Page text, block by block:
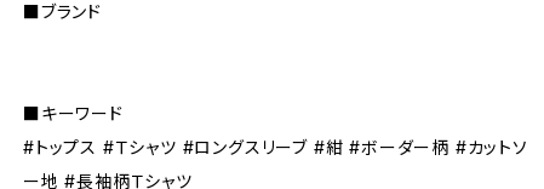
■ブランド
■キーワード
#トップス #Ｔシャツ #ロングスリーブ #紺 #ボーダー柄 #カットソ
ー地 #長袖柄Ｔシャツ